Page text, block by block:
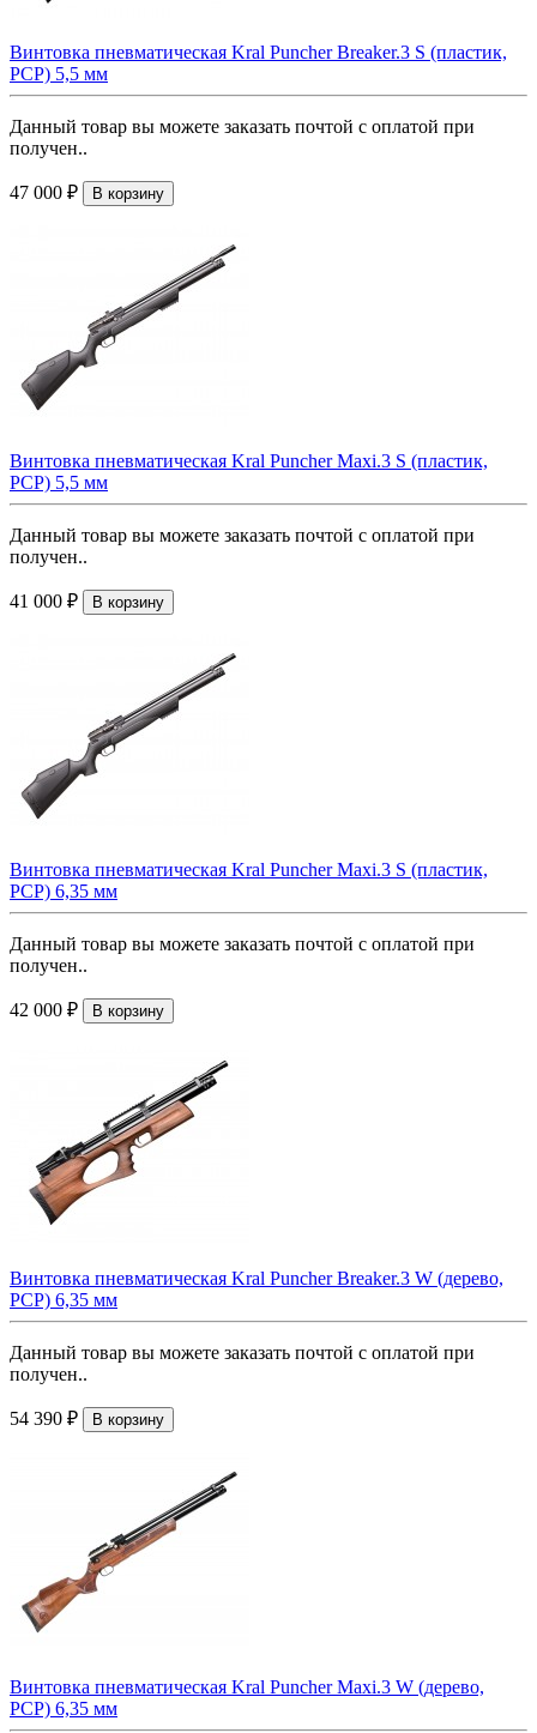
Винтовка пневматическая Kral Puncher Breaker.3 S (пластик,
PCP) 5,5 мм
Данный товар вы можете заказать почтой с оплатой при
получен..
47 000 ₽ В корзину
Винтовка пневматическая Kral Puncher Maxi.3 S (пластик,
PCP) 5,5 мм
Данный товар вы можете заказать почтой с оплатой при
получен..
41 000 ₽ В корзину
Винтовка пневматическая Kral Puncher Maxi.3 S (пластик,
PCP) 6,35 мм
Данный товар вы можете заказать почтой с оплатой при
получен..
42 000 ₽ В корзину
Винтовка пневматическая Kral Puncher Breaker.3 W (дерево,
PCP) 6,35 мм
Данный товар вы можете заказать почтой с оплатой при
получен..
54 390 ₽ В корзину
Винтовка пневматическая Kral Puncher Maxi.3 W (дерево,
PCP) 6,35 мм